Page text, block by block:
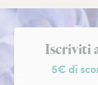
Iscrizione
Iscriviti
5€ di